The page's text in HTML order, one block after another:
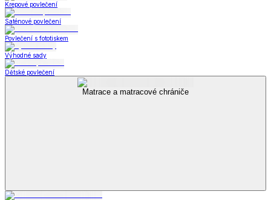
Krepové povlečení
Saténové povlečení
Povlečení s fototiskem
Výhodné sady
Dětské povlečení
Matrace a matracové chrániče